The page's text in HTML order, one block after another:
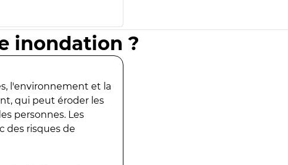
inondation ?
l'environnement et la
qui peut éroder les
personnes. Les
des risques de